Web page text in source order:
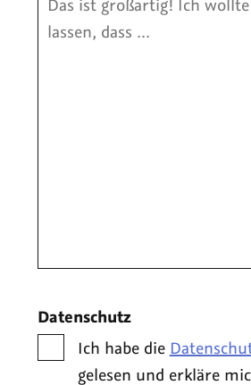
Datenschutz
Ich habe die
gelesen und erkläre